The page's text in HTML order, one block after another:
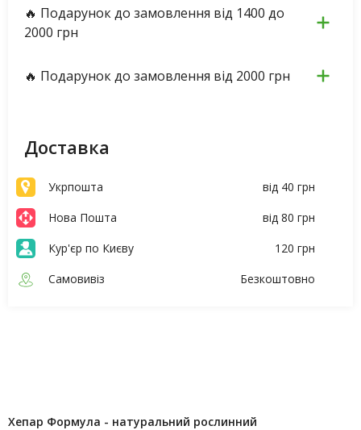
🔥 Подарунок до замовлення від 1400 до
2000 грн
🔥 Подарунок до замовлення від 2000 грн
Доставка
Укрпошта
від 40 грн
Нова Пошта
від 80 грн
Кур'єр по Києву
120 грн
Самовивіз
Безкоштовно
Хепар Формула - натуральний рослинний